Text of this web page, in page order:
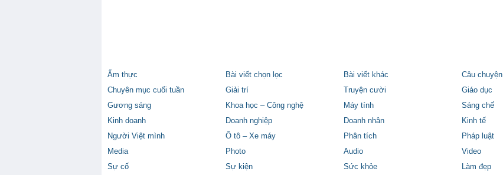
Ẩm thực Bài viết chọn lọc Bài viết khác Câu chuyện
Chuyên mục cuối tuần
Giải trí Truyện cười Giáo dục
Gương sáng
Khoa học – Công nghệ Máy tính Sáng chế
Kinh doanh
Doanh nghiệp Doanh nhân Kinh tế
Người Việt mình
Ô tô – Xe máy Phân tích Pháp luật
Media
Photo Audio Video
Sự cố
Sự kiện Sức khỏe Làm đẹp